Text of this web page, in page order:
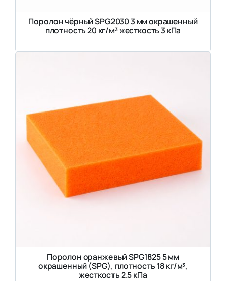
Поролон чёрный SPG2030 3 мм окрашенный
плотность 20 кг/м³ жесткость 3 кПа
Поролон оранжевый SPG1825 5 мм
окрашенный (SPG), плотность 18 кг/м³,
жесткость 2.5 кПа